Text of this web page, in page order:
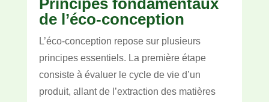
Principes fondamentaux
de l’éco-conception
L’éco-conception repose sur plusieurs
principes essentiels. La première étape
consiste à évaluer le cycle de vie d’un
produit, allant de l’extraction des matières